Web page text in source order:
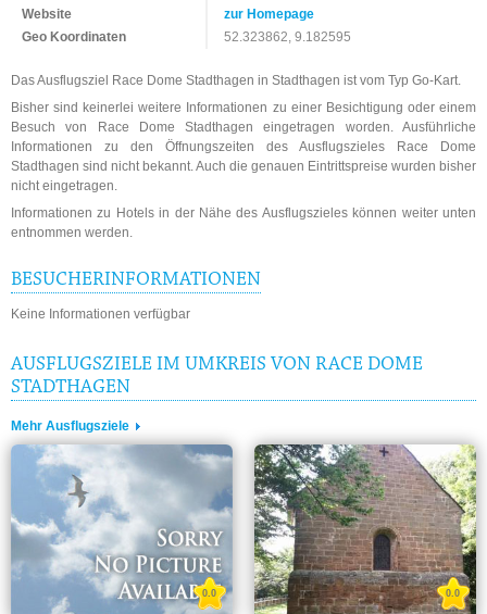
Website
zur Homepage
Geo Koordinaten
52.323862, 9.182595
Das Ausflugsziel Race Dome Stadthagen in Stadthagen ist vom Typ Go-Kart.
Bisher sind keinerlei weitere Informationen zu einer Besichtigung oder einem
Besuch von Race Dome Stadthagen eingetragen worden. Ausführliche
Informationen zu den Öffnungszeiten des Ausflugszieles Race Dome
Stadthagen sind nicht bekannt. Auch die genauen Eintrittspreise wurden bisher
nicht eingetragen.
Informationen zu Hotels in der Nähe des Ausflugszieles können weiter unten
entnommen werden.
BESUCHERINFORMATIONEN
Keine Informationen verfügbar
AUSFLUGSZIELE IM UMKREIS VON RACE DOME
STADTHAGEN
Mehr Ausflugsziele
0.0 0.0